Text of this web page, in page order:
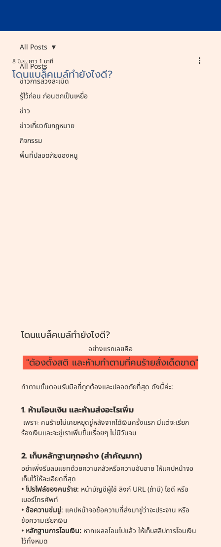
All Posts
ข่าวการล่วงละเมิด
รู้ไว้ก่อน ก่อนตกเป็นเหยื่อ
ข่าว
ข่าวเกี่ยวกับกฎหมาย
กิจกรรม
พื้นที่ปลอดภัยของหนู
All Posts
โดนแบล็คเมล์ทำยังไงดี?
8 มิ.ย.ยาว 1 นาที
โดนแบล็คเมล์ทำยังไงดี?
อย่างแรกเลยคือ
"ต้องตั้งสติ และห้ามทำตามที่คนร้ายสั่งเด็ดขาด"
ทำตามขั้นตอนรับมือที่ถูกต้องและปลอดภัยที่สุด ดังนี้ค่ะ:
1. ห้ามโอนเงิน และห้ามส่งอะไรเพิ่ม
เพราะ คนร้ายไม่เคยหยุดขู่หลังจากได้เงินครั้งแรก มีแต่จะเรียก
ร้องเงินและจะขู่เราเพิ่มขึ้นเรื่อยๆ ไม่มีวันจบ
2. เก็บหลักฐานทุกอย่าง (สำคัญมาก)
อย่าเพิ่งรีบลบแชทด้วยความกลัวหรือความอับอาย ให้แคปหน้าจอ
เก็บไว้ให้ละเอียดที่สุด
• โปรไฟล์ของคนร้าย: หน้าบัญชีผู้ใช้ ลิงก์ URL (ถ้ามี) ไอดี หรือ
เบอร์โทรศัพท์
• ข้อความข่มขู่: แคปหน้าจอข้อความที่ส่งมาขู่ว่าจะประจาน หรือ
ข้อความเรียกเงิน
• หลักฐานการโอนเงิน: หากเผลอโอนไปแล้ว ให้เก็บสลิปการโอนเงิน
ไว้ทั้งหมด